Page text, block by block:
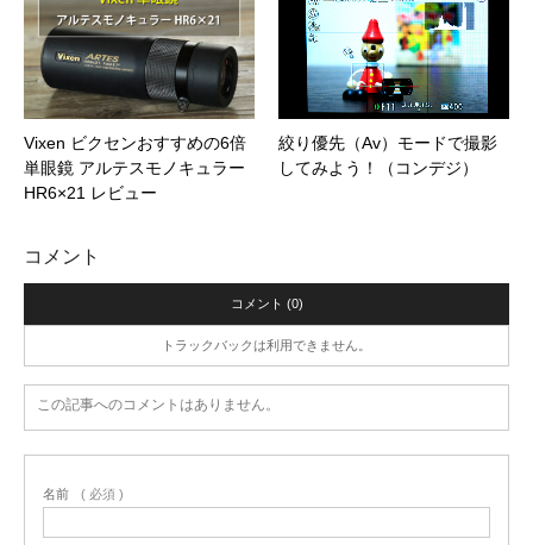
Vixen ビクセンおすすめの6倍
単眼鏡 アルテスモノキュラー
HR6×21 レビュー
絞り優先（Av）モードで撮影
してみよう！（コンデジ）
コメント
コメント (0)
トラックバックは利用できません。
この記事へのコメントはありません。
名前 ( 必須 )